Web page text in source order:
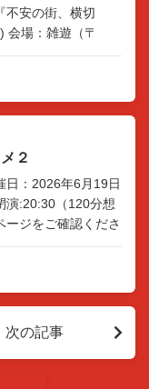
安の街、横切
会場：雑遊（〒
２
：2026年6月19日
演:20:30（120分想
ジをご確認くださ
次の記事